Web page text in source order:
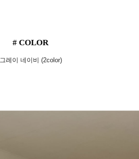
# COLOR
그레이 네이비 (2color)